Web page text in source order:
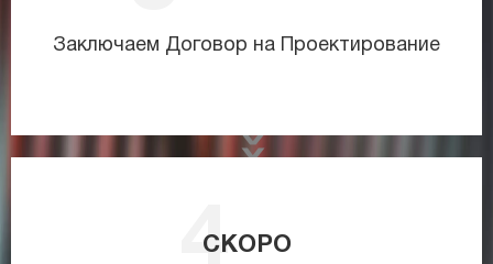
Заключаем Договор на Проектирование
СКОРО